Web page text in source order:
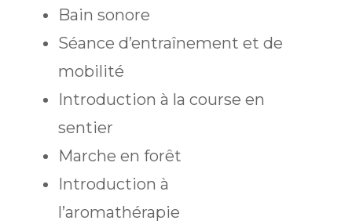
Bain sonore
Séance d’entraînement et de
mobilité
Introduction à la course en
sentier
Marche en forêt
Introduction à
l’aromathérapie